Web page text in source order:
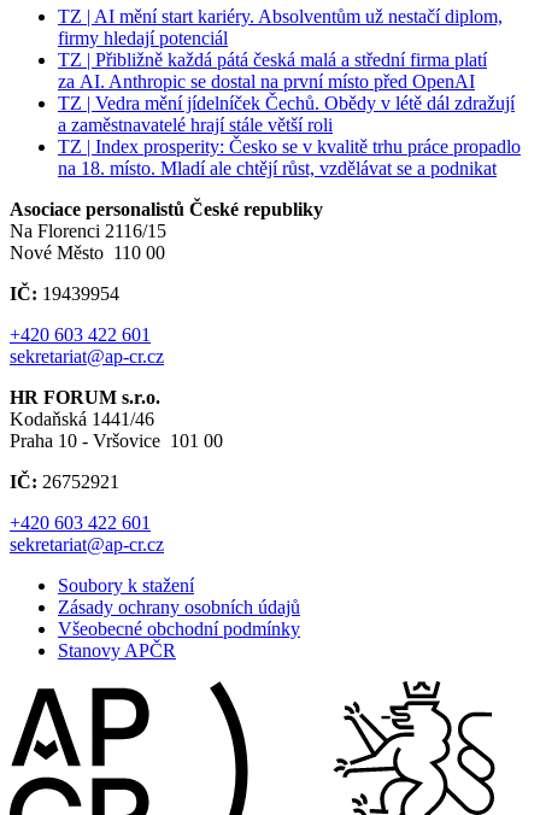
TZ | AI mění start kariéry. Absolventům už nestačí diplom,
firmy hledají potenciál
TZ | Přibližně každá pátá česká malá a střední firma platí
za AI. Anthropic se dostal na první místo před OpenAI
TZ | Vedra mění jídelníček Čechů. Obědy v létě dál zdražují
a zaměstnavatelé hrají stále větší roli
TZ | Index prosperity: Česko se v kvalitě trhu práce propadlo
na 18. místo. Mladí ale chtějí růst, vzdělávat se a podnikat
Asociace personalistů České republiky
Na Florenci 2116/15
Nové Město 110 00
IČ: 19439954
+420 603 422 601
sekretariat@ap-cr.cz
HR FORUM s.r.o.
Kodaňská 1441/46
Praha 10 - Vršovice 101 00
IČ: 26752921
+420 603 422 601
sekretariat@ap-cr.cz
Soubory k stažení
Zásady ochrany osobních údajů
Všeobecné obchodní podmínky
Stanovy APČR